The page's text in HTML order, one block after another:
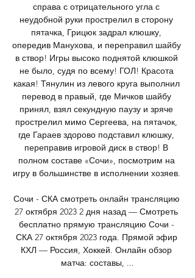
справа с отрицательного угла с
неудобной руки прострелил в сторону
пятачка, Грицюк задрал клюшку,
опередив Манухова, и переправил шайбу
в створ! Игры высоко поднятой клюшкой
не было, судя по всему! ГОЛ! Красота
какая! Тянулин из левого круга выполнил
перевод в правый, где Мичков шайбу
принял, взял секундную паузу и зряче
прострелил мимо Сергеева, на пятачок,
где Гараев здорово подставил клюшку,
переправив игровой диск в створ! В
полном составе «Сочи», посмотрим на
игру в большинстве в исполнении хозяев.
Сочи - СКА смотреть онлайн трансляцию
27 октября 2023 2 дня назад — Смотреть
бесплатно прямую трансляцию Сочи -
СКА 27 октября 2023 года. Прямой эфир
КХЛ — Россия, Хоккей. Онлайн обзор
матча: составы, ...